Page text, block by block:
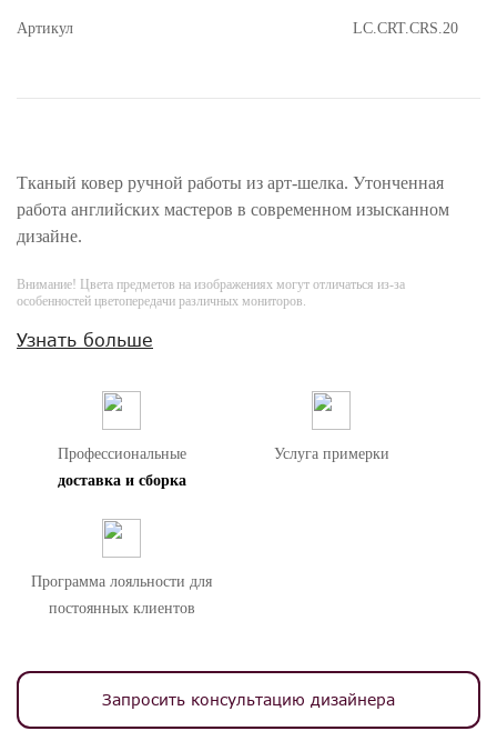
Артикул LC.CRT.CRS.20
Тканый ковер ручной работы из арт-шелка. Утонченная
работа английских мастеров в современном изысканном
дизайне.
Внимание! Цвета предметов на изображениях могут отличаться из-за
особенностей цветопередачи различных мониторов.
Узнать больше
Профессиональные
доставка и сборка
Услуга примерки
Программа лояльности для
постоянных клиентов
Запросить консультацию дизайнера